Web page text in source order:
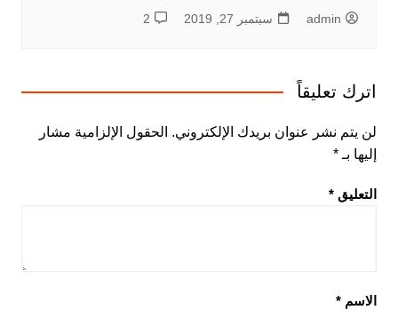
admin سبتمبر 27, 2019 2
اترك تعليقاً
لن يتم نشر عنوان بريدك الإلكتروني. الحقول الإلزامية مشار
إليها بـ *
التعليق *
الاسم *